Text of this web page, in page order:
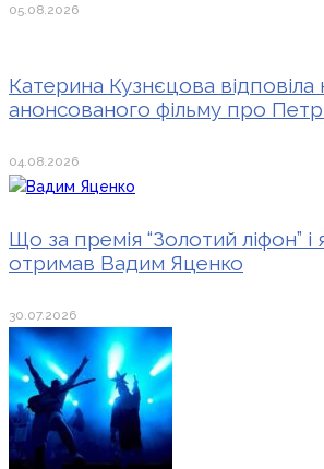
05.08.2026
Катерина Кузнєцова відповіла
анонсованого фільму про
04.08.2026
Що за премія “Золотий ліфон” і
отримав Вадим Яценко
30.07.2026